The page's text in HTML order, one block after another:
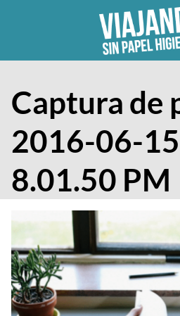
Captura de
2016-06-15
8.01.50 PM